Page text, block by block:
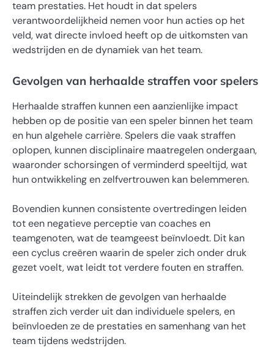
team prestaties. Het houdt in dat spelers
verantwoordelijkheid nemen voor hun acties op het
veld, wat directe invloed heeft op de uitkomsten van
wedstrijden en de dynamiek van het team.
Gevolgen van herhaalde straffen voor spelers
Herhaalde straffen kunnen een aanzienlijke impact
hebben op de positie van een speler binnen het team
en hun algehele carrière. Spelers die vaak straffen
oplopen, kunnen disciplinaire maatregelen ondergaan,
waaronder schorsingen of verminderd speeltijd, wat
hun ontwikkeling en zelfvertrouwen kan belemmeren.
Bovendien kunnen consistente overtredingen leiden
tot een negatieve perceptie van coaches en
teamgenoten, wat de teamgeest beïnvloedt. Dit kan
een cyclus creëren waarin de speler zich onder druk
gezet voelt, wat leidt tot verdere fouten en straffen.
Uiteindelijk strekken de gevolgen van herhaalde
straffen zich verder uit dan individuele spelers, en
beïnvloeden ze de prestaties en samenhang van het
team tijdens wedstrijden.